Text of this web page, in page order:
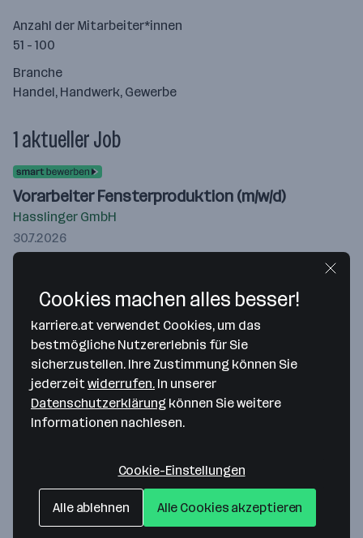
Anzahl der Mitarbeiter*innen
51 - 100
Branche
Handel, Handwerk, Gewerbe
1 aktueller Job
Vorarbeiter Fensterproduktion (m/w/d)
Hasslinger GmbH
30.7.2026
MerkenCookies machen alles besser!
karriere.at verwendet Cookies, um das
bestmögliche Nutzererlebnis für Sie
sicherzustellen. Ihre Zustimmung können Sie
jederzeitwiderrufen. In unserer
Datenschutzerklärung können Sie weitere
Informationen nachlesen.
Cookie-Einstellungen
Alle ablehnen Alle Cookies akzeptieren